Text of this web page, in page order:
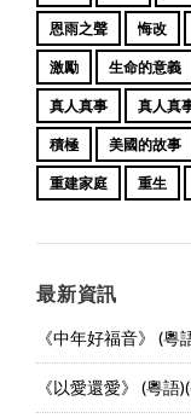
恩雨之聲 悔改
激勵 生命的意義
真人真事 真人真
積極 美國的故事
重建家庭 重生
最新資訊
《中年好福音》 (粵
《以愛還愛》 (粵語